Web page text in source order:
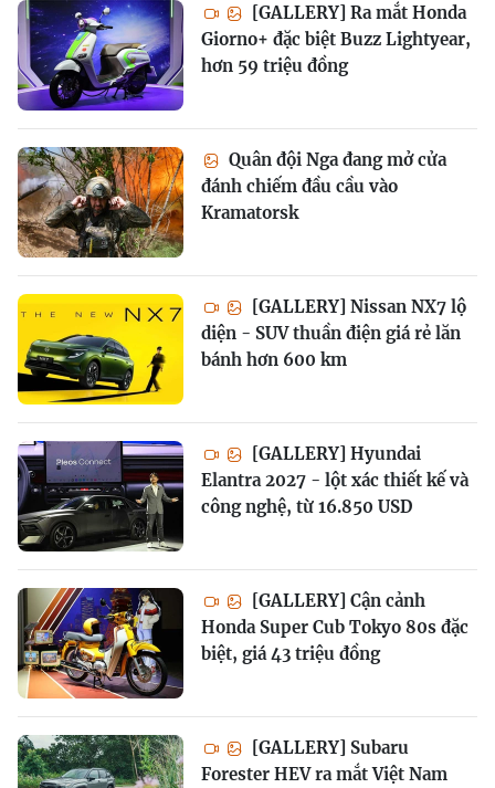
[GALLERY] Ra mắt Honda
Giorno+ đặc biệt Buzz Lightyear,
hơn 59 triệu đồng
Quân đội Nga đang mở cửa
đánh chiếm đầu cầu vào
Kramatorsk
[GALLERY] Nissan NX7 lộ
diện - SUV thuần điện giá rẻ lăn
bánh hơn 600 km
[GALLERY] Hyundai
Elantra 2027 - lột xác thiết kế và
công nghệ, từ 16.850 USD
[GALLERY] Cận cảnh
Honda Super Cub Tokyo 80s đặc
biệt, giá 43 triệu đồng
[GALLERY] Subaru
Forester HEV ra mắt Việt Nam